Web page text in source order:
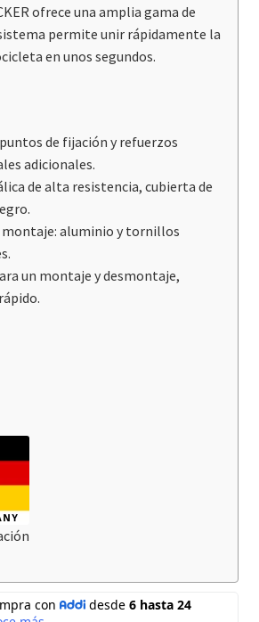
ofrece una amplia gama de
permite unir rápidamente la
en unos segundos.
de fijación y refuerzos
adicionales.
de alta resistencia, cubierta de
montaje: aluminio y tornillos
un montaje y desmontaje,